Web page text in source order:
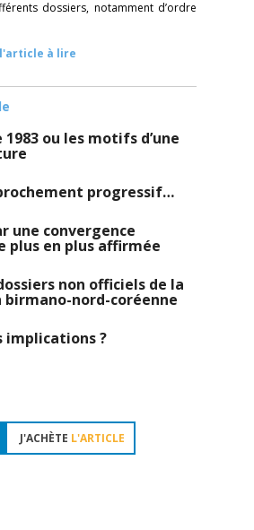
dossiers, notamment d’ordre
à lire
ou les motifs d’une
progressif…
une convergence
plus en plus affirmée
non officiels de la
nord-coréenne
implications ?
J'ACHÈTE L'ARTICLE